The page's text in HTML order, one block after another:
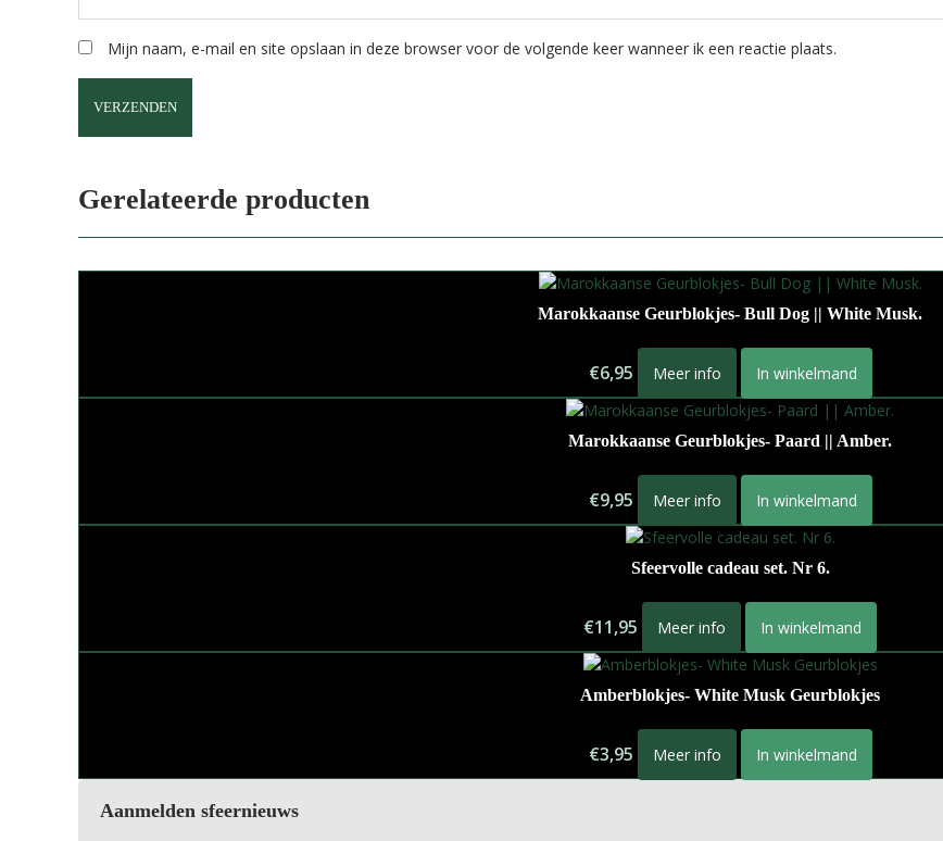
Mijn naam, e-mail en site opslaan in deze browser voor de volgende keer wanneer ik een reactie plaats.
Gerelateerde producten
Marokkaanse Geurblokjes- Bull Dog || White Musk.
€6,95 Meer info In winkelmand
Marokkaanse Geurblokjes- Paard || Amber.
€9,95 Meer info In winkelmand
Sfeervolle cadeau set. Nr 6.
€11,95 Meer info In winkelmand
Amberblokjes- White Musk Geurblokjes
€3,95 Meer info In winkelmand
Aanmelden sfeernieuws